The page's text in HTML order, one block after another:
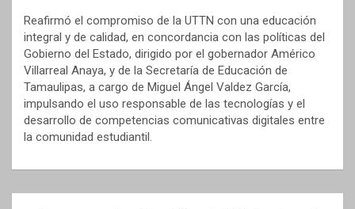
Reafirmó el compromiso de la UTTN con una educación
integral y de calidad, en concordancia con las políticas del
Gobierno del Estado, dirigido por el gobernador Américo
Villarreal Anaya, y de la Secretaría de Educación de
Tamaulipas, a cargo de Miguel Ángel Valdez García,
impulsando el uso responsable de las tecnologías y el
desarrollo de competencias comunicativas digitales entre
la comunidad estudiantil.